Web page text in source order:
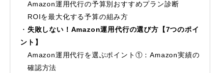
Amazon運用代行の予算別おすすめプラン診断
ROIを最大化する予算の組み方
失敗しない！Amazon運用代行の選び方【7つのポイ
ント】
Amazon運用代行を選ぶポイント①：Amazon実績の
確認方法